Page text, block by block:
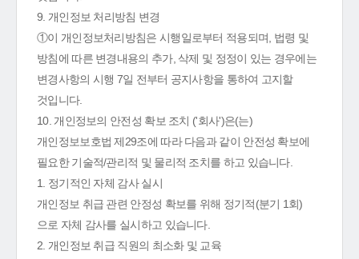
9. 개인정보 처리방침 변경
①이 개인정보처리방침은 시행일로부터 적용되며, 법령 및
방침에 따른 변경내용의 추가, 삭제 및 정정이 있는 경우에는
변경사항의 시행 7일 전부터 공지사항을 통하여 고지할
것입니다.
10. 개인정보의 안전성 확보 조치 ('회사')은(는)
개인정보보호법 제29조에 따라 다음과 같이 안전성 확보에
필요한 기술적/관리적 및 물리적 조치를 하고 있습니다.
1. 정기적인 자체 감사 실시
개인정보 취급 관련 안정성 확보를 위해 정기적(분기 1회)
으로 자체 감사를 실시하고 있습니다.
2. 개인정보 취급 직원의 최소화 및 교육